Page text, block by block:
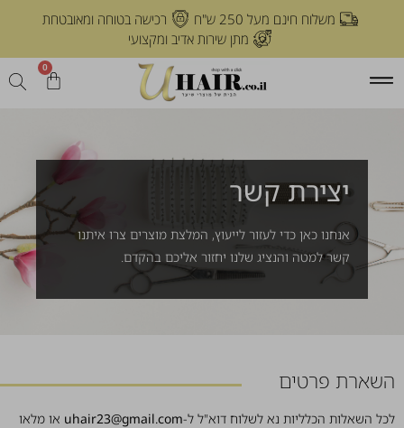
משלוח חינם מעל 250 ש"ח
רכישה בטוחה ומאובטחת
מתן שירות אדיב ומקצועי
0
יצירת קשר
אנחנו כאן כדי לעזור לייעוץ, המלצת מוצרים צרו איתנו
קשר למטה והנציג שלנו יחזור אליכם בהקדם.
השארת פרטים
לכל השאלות הכלליות נא לשלוח דוא"ל ל-uhair23@gmail.com או מלאו